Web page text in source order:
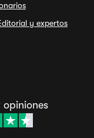
y expertos
opiniones